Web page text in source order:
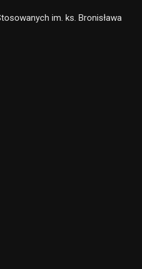
im. ks. Bronisława